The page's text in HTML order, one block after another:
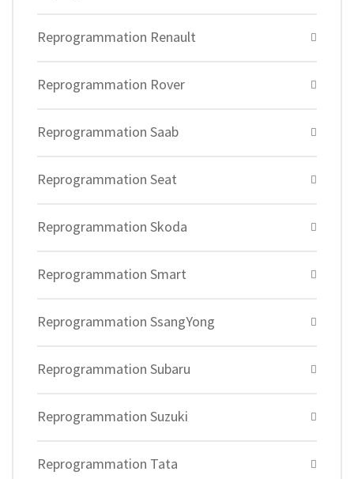
Reprogrammation Renault
Reprogrammation Rover
Reprogrammation Saab
Reprogrammation Seat
Reprogrammation Skoda
Reprogrammation Smart
Reprogrammation SsangYong
Reprogrammation Subaru
Reprogrammation Suzuki
Reprogrammation Tata